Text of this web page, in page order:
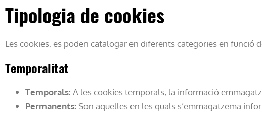
Tipologia de cookies
Les cookies, es poden catalogar en diferents categories en
Temporalitat
Temporals: A les cookies temporals, la informació
Permanents: Son aquelles en les quals s’emmagatzema